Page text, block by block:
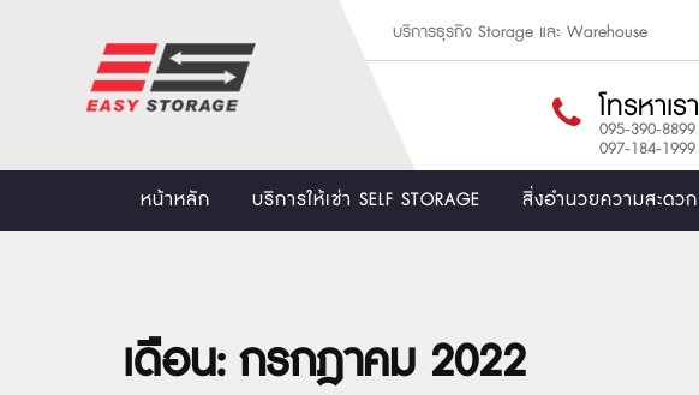
บริการธุรกิจ Storage และ Warehouse
โทรหาเรา
095-390-8899
097-184-1999
หน้าหลัก บริการให้เช่า SELF STORAGE สิ่งอำนวยความสะดวก
เดือน: กรกฎาคม 2022